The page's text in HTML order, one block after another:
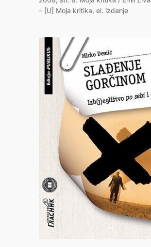
– [U] Moja kritika, el. izdanje